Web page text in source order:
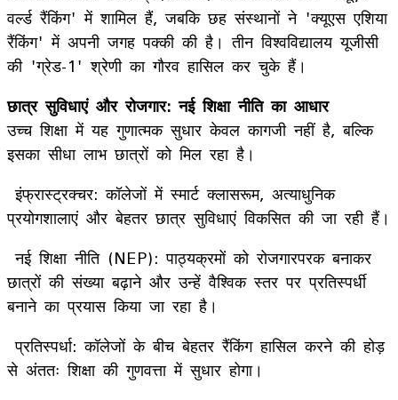
वर्ल्ड रैंकिंग' में शामिल हैं, जबकि छह संस्थानों ने 'क्यूएस एशिया
रैंकिंग' में अपनी जगह पक्की की है। तीन विश्वविद्यालय यूजीसी
की 'ग्रेड-1' श्रेणी का गौरव हासिल कर चुके हैं।
छात्र सुविधाएं और रोजगार: नई शिक्षा नीति का आधार
उच्च शिक्षा में यह गुणात्मक सुधार केवल कागजी नहीं है, बल्कि
इसका सीधा लाभ छात्रों को मिल रहा है।
इंफ्रास्ट्रक्चर: कॉलेजों में स्मार्ट क्लासरूम, अत्याधुनिक
प्रयोगशालाएं और बेहतर छात्र सुविधाएं विकसित की जा रही हैं।
नई शिक्षा नीति (NEP): पाठ्यक्रमों को रोजगारपरक बनाकर
छात्रों की संख्या बढ़ाने और उन्हें वैश्विक स्तर पर प्रतिस्पर्धी
बनाने का प्रयास किया जा रहा है।
प्रतिस्पर्धा: कॉलेजों के बीच बेहतर रैंकिंग हासिल करने की होड़
से अंततः शिक्षा की गुणवत्ता में सुधार होगा।